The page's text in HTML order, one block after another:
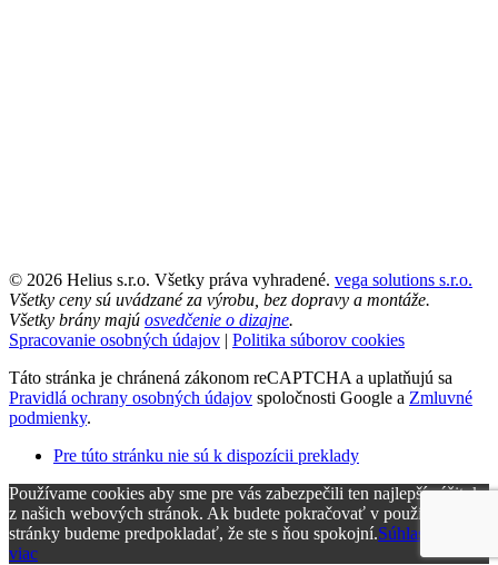
© 2026 Helius s.r.o. Všetky práva vyhradené. vega solutions s.r.o.
Všetky ceny sú uvádzané za výrobu, bez dopravy a montáže.
Všetky brány majú osvedčenie o dizajne.
Spracovanie osobných údajov | Politika súborov cookies
Táto stránka je chránená zákonom reCAPTCHA a uplatňujú sa
Pravidlá ochrany osobných údajov spoločnosti Google a Zmluvné
podmienky.
Pre túto stránku nie sú k dispozícii preklady
Používame cookies aby sme pre vás zabezpečili ten najlepší zážitok
z našich webových stránok. Ak budete pokračovať v používaní tejto
stránky budeme predpokladať, že ste s ňou spokojní.Súhlasím
viac